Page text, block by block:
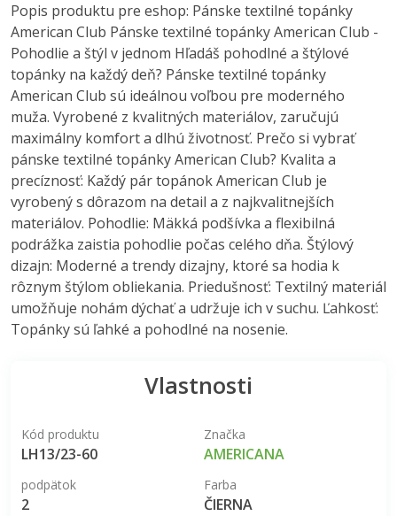
Popis produktu pre eshop: Pánske textilné topánky
American Club Pánske textilné topánky American Club -
Pohodlie a štýl v jednom Hľadáš pohodlné a štýlové
topánky na každý deň? Pánske textilné topánky
American Club sú ideálnou voľbou pre moderného
muža. Vyrobené z kvalitných materiálov, zaručujú
maximálny komfort a dlhú životnosť. Prečo si vybrať
pánske textilné topánky American Club? Kvalita a
precíznosť: Každý pár topánok American Club je
vyrobený s dôrazom na detail a z najkvalitnejších
materiálov. Pohodlie: Mäkká podšívka a flexibilná
podrážka zaistia pohodlie počas celého dňa. Štýlový
dizajn: Moderné a trendy dizajny, ktoré sa hodia k
rôznym štýlom obliekania. Priedušnosť: Textilný materiál
umožňuje nohám dýchať a udržuje ich v suchu. Ľahkosť:
Topánky sú ľahké a pohodlné na nosenie.
Vlastnosti
Kód produktu
LH13/23-60
Značka
AMERICANA
podpätok
2
Farba
ČIERNA